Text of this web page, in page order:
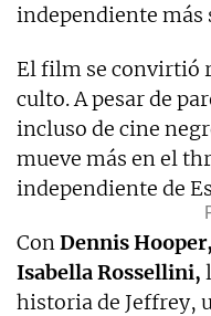
independiente más
El film se convirtió
culto. A pesar de
incluso de cine
mueve más en el
independiente de
ConDennis
Isabella Rossellini,
historia de Jeffrey,